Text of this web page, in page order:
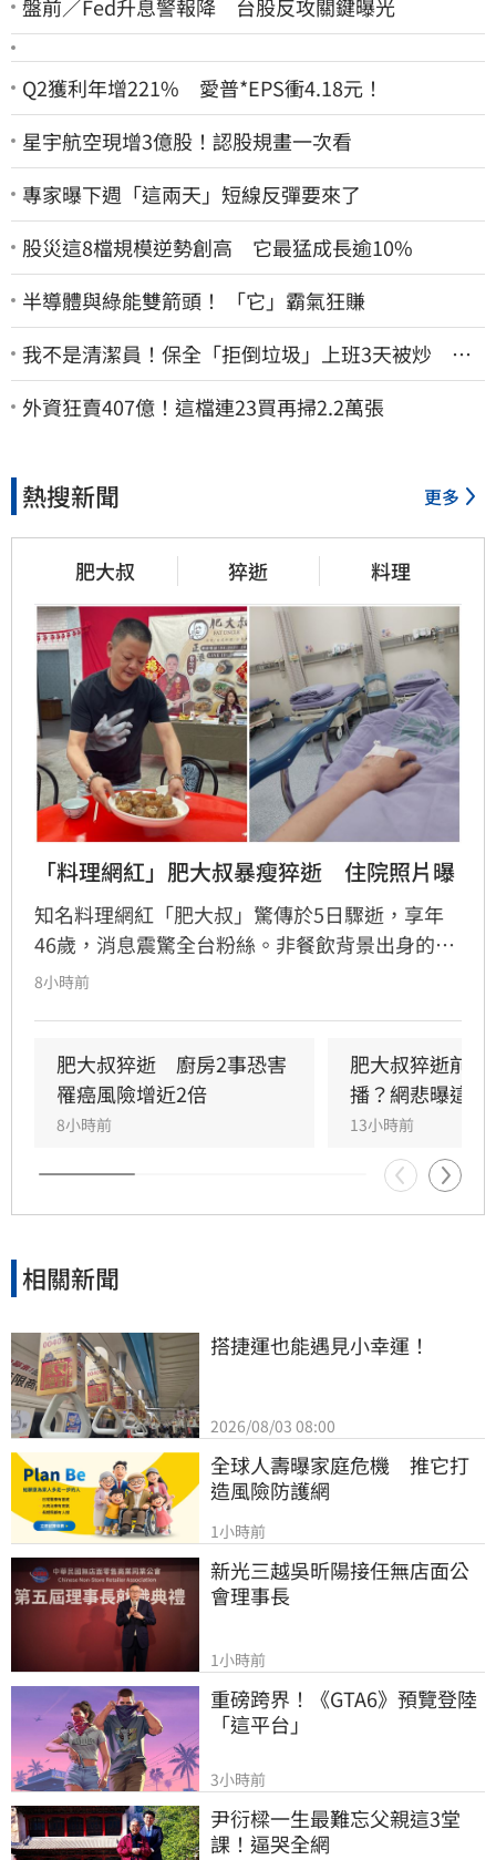
盤前／Fed升息警報降 台股反攻關鍵曝光
Q2獲利年增221% 愛普*EPS衝4.18元！
星宇航空現增3億股！認股規畫一次看
專家曝下週「這兩天」短線反彈要來了
股災這8檔規模逆勢創高 它最猛成長逾10%
半導體與綠能雙箭頭！ 「它」霸氣狂賺
我不是清潔員！保全「拒倒垃圾」上班3天被炒 找
法院討公道結果出爐
外資狂賣407億！這檔連23買再掃2.2萬張
熱搜新聞 更多
肥大叔 猝逝 料理
「料理網紅」肥大叔暴瘦猝逝　住院照片曝
知名料理網紅「肥大叔」驚傳於5日驟逝，享年
46歲，消息震驚全台粉絲。非餐飲背景出身的
他，憑藉親切教學與拚勁，將直播事業經營得有
陷，狀態顯得相當疲憊。肥大叔自2021年起頻傳
健康警訊，雖曾於2022年住院開刀，但出院後仍
堅持返回工作崗位，直到最後一刻仍心繫直播。
對於肥大叔的確切死因，家屬目前尚未對外說
明。
8小時前
肥大叔猝逝　廚房2事恐害
罹癌風險增近2倍
8小時前
肥大叔猝逝前
播？網悲曝這原
13小時前
相關新聞
搭捷運也能遇見小幸運！
2026/08/03 08:00
全球人壽曝家庭危機　推它打
造風險防護網
1小時前
新光三越吳昕陽接任無店面公
會理事長
1小時前
重磅跨界！《GTA6》預覽登陸
「這平台」
3小時前
尹衍樑一生最難忘父親這3堂
課！逼哭全網